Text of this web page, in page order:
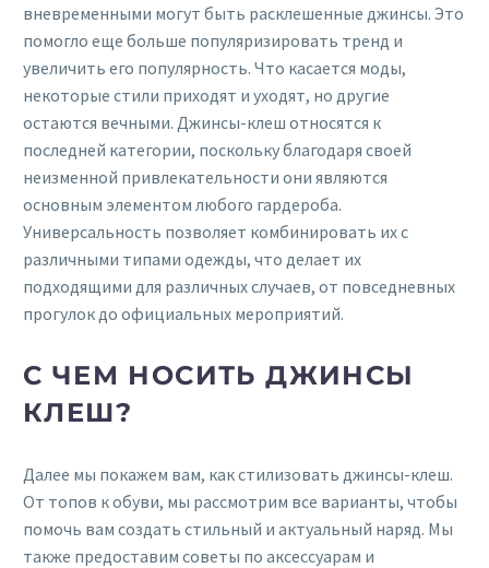
вневременными могут быть расклешенные джинсы. Это
помогло еще больше популяризировать тренд и
увеличить его популярность. Что касается моды,
некоторые стили приходят и уходят, но другие
остаются вечными. Джинсы-клеш относятся к
последней категории, поскольку благодаря своей
неизменной привлекательности они являются
основным элементом любого гардероба.
Универсальность позволяет комбинировать их с
различными типами одежды, что делает их
подходящими для различных случаев, от повседневных
прогулок до официальных мероприятий.
С ЧЕМ НОСИТЬ ДЖИНСЫ
КЛЕШ?
Далее мы покажем вам, как стилизовать джинсы-клеш.
От топов к обуви, мы рассмотрим все варианты, чтобы
помочь вам создать стильный и актуальный наряд. Мы
также предоставим советы по аксессуарам и